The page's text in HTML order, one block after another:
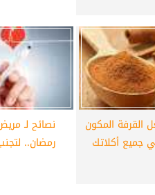
القرفة المكون
جميع أكلاتك
نصائح لـ
رمضان..